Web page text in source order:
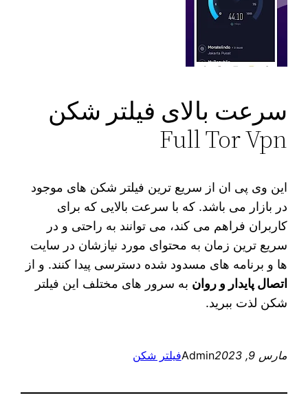
سرعت بالای فیلتر شکن
Full Tor Vpn
این وی پی ان از سریع ترین فیلتر شکن های موجود
در بازار می باشد. که با سرعت بالایی که برای
کاربران فراهم می کند، می توانند به راحتی و در
سریع ترین زمان به محتوای مورد نیازشان در سایت
ها و برنامه های مسدود شده دسترسی پیدا کنند. و از
اتصال پایدار و روان به سرور های مختلف این فیلتر
شکن لذت ببرید.
مارس 9, 2023 Adminفیلتر شکن